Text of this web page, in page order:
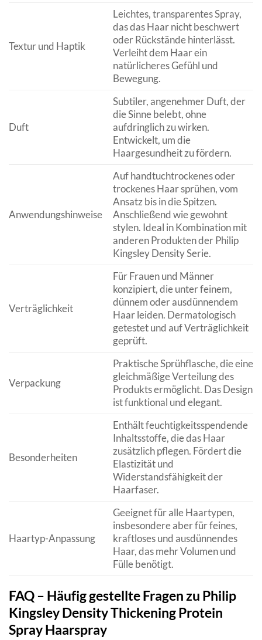
Textur und Haptik
Leichtes, transparentes Spray,
das das Haar nicht beschwert
oder Rückstände hinterlässt.
Verleiht dem Haar ein
natürlicheres Gefühl und
Bewegung.
Duft
Subtiler, angenehmer Duft, der
die Sinne belebt, ohne
aufdringlich zu wirken.
Entwickelt, um die
Haargesundheit zu fördern.
Anwendungshinweise
Auf handtuchtrockenes oder
trockenes Haar sprühen, vom
Ansatz bis in die Spitzen.
Anschließend wie gewohnt
stylen. Ideal in Kombination mit
anderen Produkten der Philip
Kingsley Density Serie.
Verträglichkeit
Für Frauen und Männer
konzipiert, die unter feinem,
dünnem oder ausdünnendem
Haar leiden. Dermatologisch
getestet und auf Verträglichkeit
geprüft.
Verpackung
Praktische Sprühflasche, die eine
gleichmäßige Verteilung des
Produkts ermöglicht. Das Design
ist funktional und elegant.
Besonderheiten
Enthält feuchtigkeitsspendende
Inhaltsstoffe, die das Haar
zusätzlich pflegen. Fördert die
Elastizität und
Widerstandsfähigkeit der
Haarfaser.
Haartyp-Anpassung
Geeignet für alle Haartypen,
insbesondere aber für feines,
kraftloses und ausdünnendes
Haar, das mehr Volumen und
Fülle benötigt.
FAQ – Häufig gestellte Fragen zu Philip
Kingsley Density Thickening Protein
Spray Haarspray